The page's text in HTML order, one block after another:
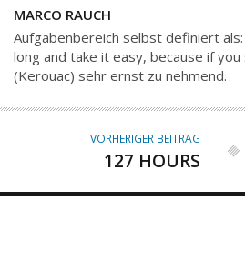
A
U
T
O
MARCO RAUCH
Aufgabenbereich selbst definiert
long and take it easy, because if
(Kerouac) sehr ernst zu nehmend.
VORHERIGER BEITRAG
127 HOURS